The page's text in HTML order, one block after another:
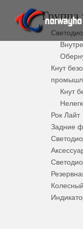
Группа
Кнут
Кнут
Рок Лайт
Задние